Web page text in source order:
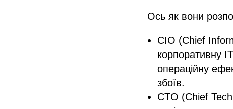
Ось як вони
CIO (Chief
корпоративну
операційну
збоїв.
CTO (Chief